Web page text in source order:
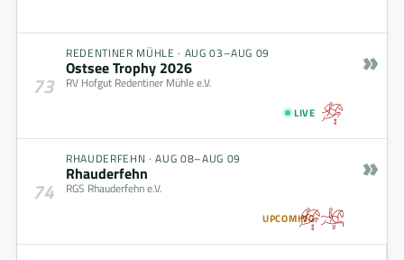
73
REDENTINER MÜHLE · AUG 03–AUG 09
Ostsee Trophy 2026
RV Hofgut Redentiner Mühle e.V.
LIVE
»
74
RHAUDERFEHN ·AUG 08–AUG 09
Rhauderfehn
RGS Rhauderfehn e.V.
UPCOMING
»